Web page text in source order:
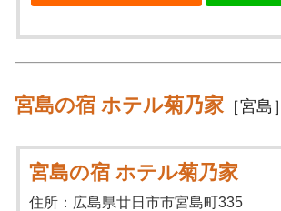
宮島の宿 ホテル菊乃家 ［宮島］
宮島の宿 ホテル菊乃家
住所：広島県廿日市市宮島町335